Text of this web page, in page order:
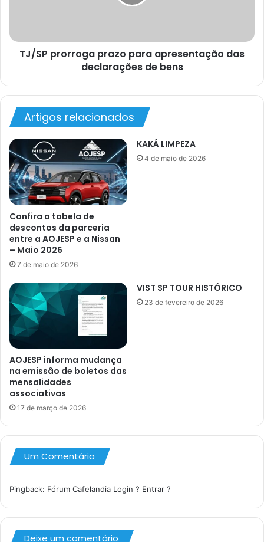
TJ/SP prorroga prazo para apresentação das
declarações de bens
Artigos relacionados
Confira a tabela de
descontos da parceria
entre a AOJESP e a Nissan
– Maio 2026
7 de maio de 2026
KAKÁ LIMPEZA
4 de maio de 2026
AOJESP informa mudança
na emissão de boletos das
mensalidades
associativas
17 de março de 2026
VIST SP TOUR HISTÓRICO
23 de fevereiro de 2026
Um Comentário
Pingback: Fórum Cafelandia Login ? Entrar ?
Deixe um comentário